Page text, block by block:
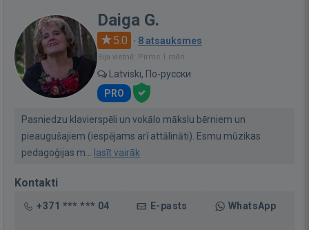
Daiga G.
5.0 · 8 atsauksmes
Bija vietnē: Pirms 1 mēn.
Latviski, По-русски
PRO
Pasniedzu klavierspēli un vokālo mākslu bērniem un
pieaugušajiem (iespējams arī attālināti). Esmu mūzikas
pedagoģijas m...
lasīt vairāk
Kontakti
+371 *** *** 04 E-pasts WhatsApp